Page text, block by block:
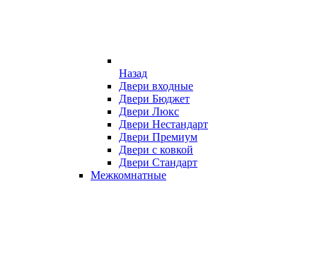
Назад
Двери входные
Двери Бюджет
Двери Люкс
Двери Нестандарт
Двери Премиум
Двери с ковкой
Двери Стандарт
Межкомнатные